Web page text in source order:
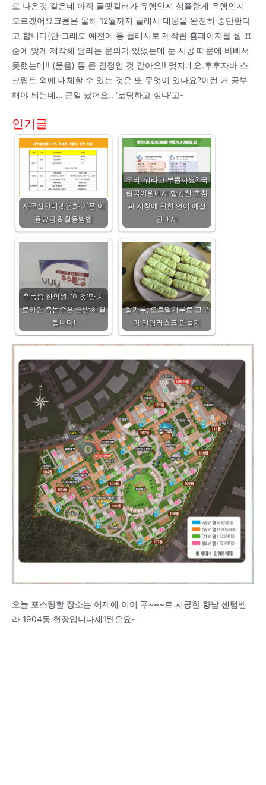
로 나온것 같은데 아직 플랫컬러가 유행인지 심플한게 유행인지
모르겠어요크롬은 올해 12월까지 플래시 대응을 완전히 중단한다
고 합니다(안 그래도 예전에 통 플래시로 제작된 홈페이지를 웹 표
준에 맞게 제작해 달라는 문의가 있었는데 눈 시공 때문에 바빠서
못했는데!! (울음) 통 큰 결정인 것 같아요!! 멋지네요.후후자바 스
크립트 외에 대체할 수 있는 것은 또 무엇이 있나요?이런 거 공부
해야 되는데… 큰일 났어요.. ‘코딩하고 싶다’고-
인기글
사무실인터넷전화 키폰 이
용요금 & 활용방법
우리, 뭐라고 부를까요? 국
립국어원에서 발간한 호칭
과 지칭에 관한 언어 예절
안내서
축농증 한의원, '이것'만 치
료하면 축농증은 금방 해결
됩니다!
쌀가루, 오트밀가루로 고구
마 티딩러스크 만들기
오늘 포스팅할 장소는 어제에 이어 푸~~~르 시공한 향남 센텀벨
라 1904동 현장입니다제1탄은요-